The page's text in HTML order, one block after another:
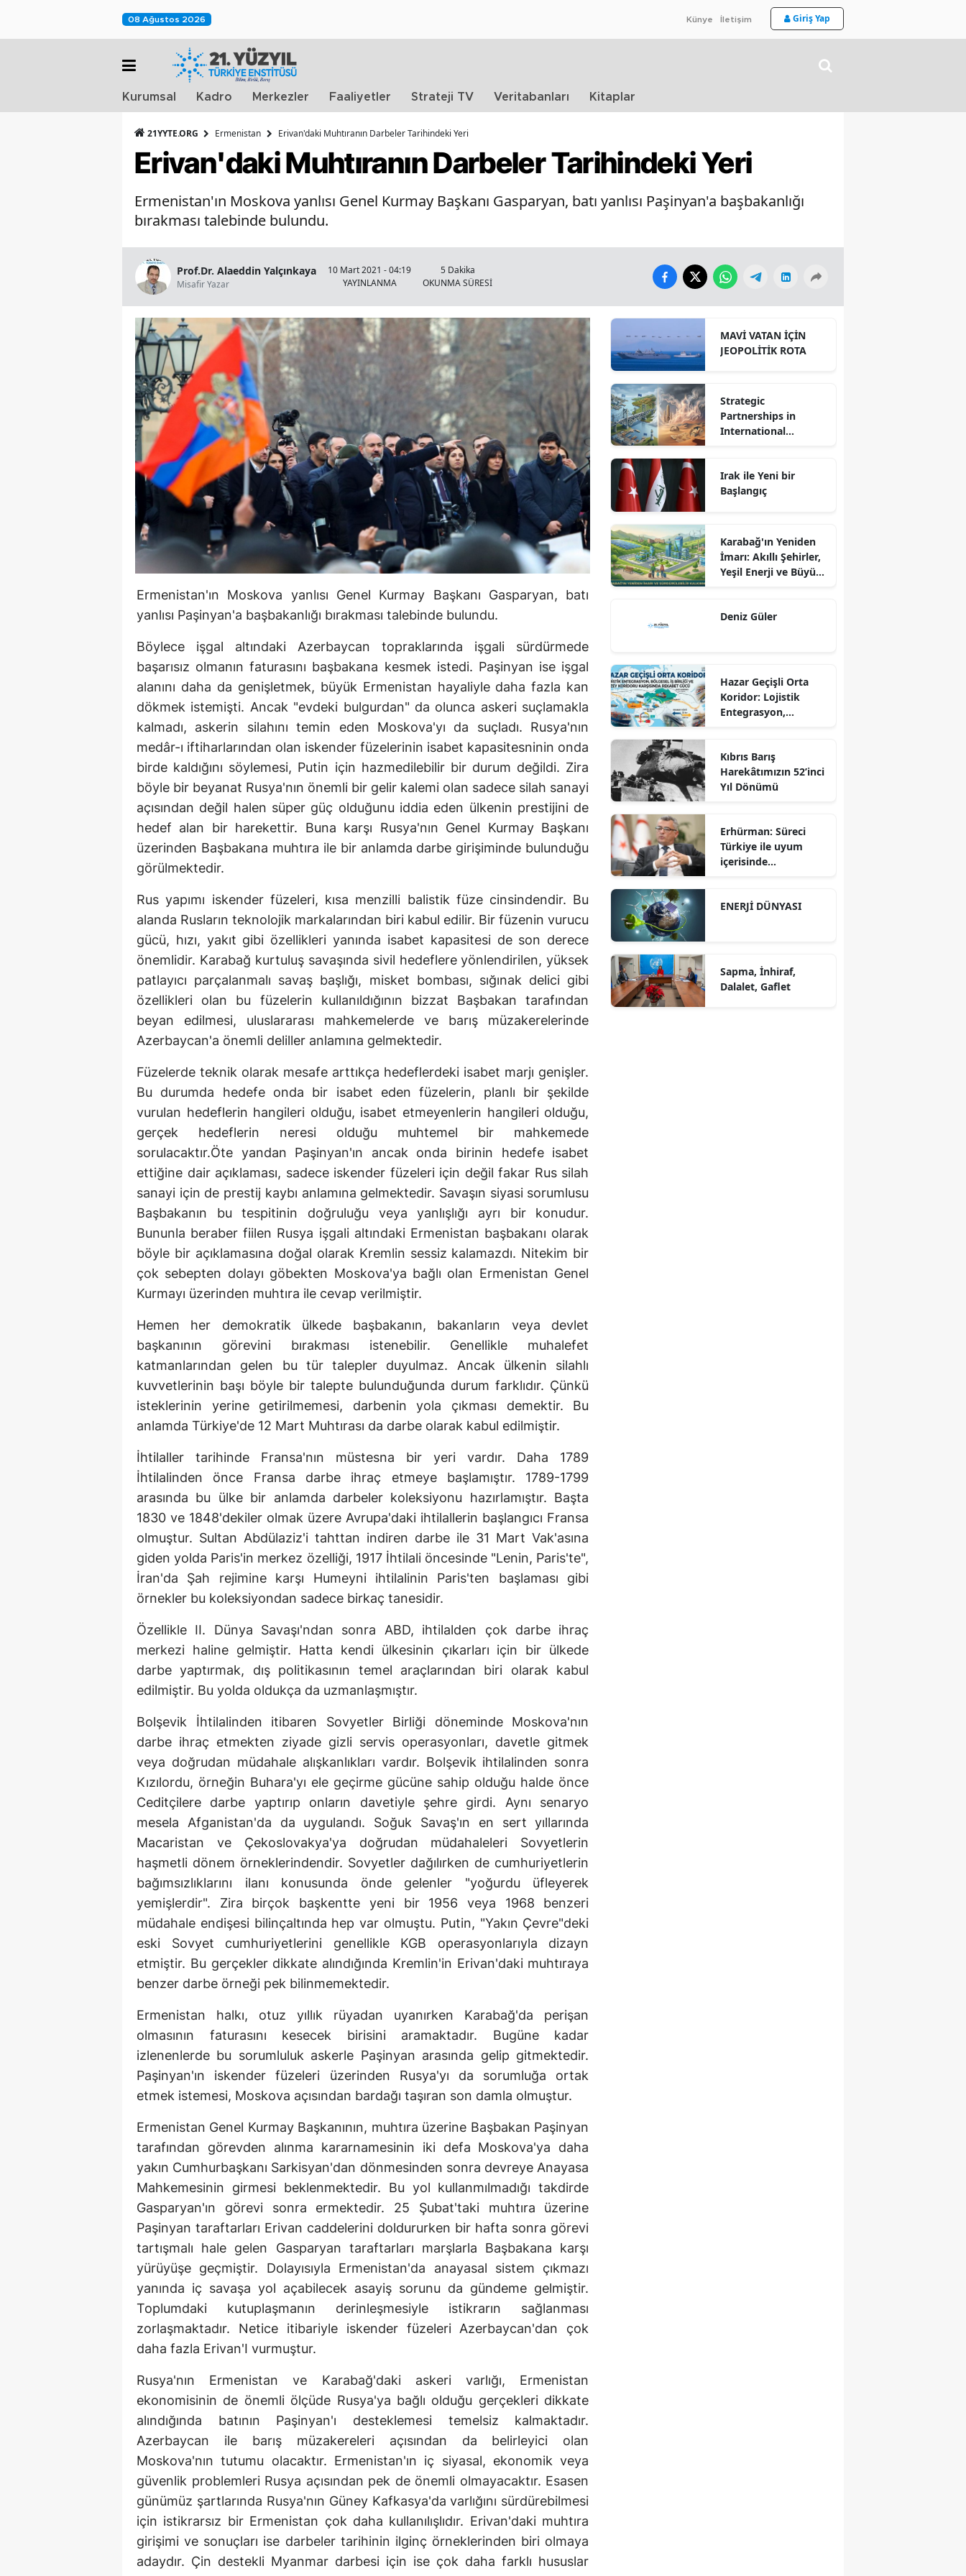
08 Ağustos 2026 Künye İletişim Giriş Yap
Kurumsal Kadro Merkezler Faaliyetler Strateji TV Veritabanları Kitaplar
21YYTE.ORG Ermenistan Erivan'daki Muhtıranın Darbeler Tarihindeki Yeri
Erivan'daki Muhtıranın Darbeler Tarihindeki Yeri
Ermenistan'ın Moskova yanlısı Genel Kurmay Başkanı Gasparyan, batı yanlısı Paşinyan'a başbakanlığı
bırakması talebinde bulundu.
Prof.Dr. Alaeddin Yalçınkaya
Misafir Yazar
10 Mart 2021 - 04:19
YAYINLANMA
5 Dakika
OKUNMA SÜRESİ
Ermenistan'ın Moskova yanlısı Genel Kurmay Başkanı Gasparyan, batı
yanlısı Paşinyan'a başbakanlığı bırakması talebinde bulundu.
Böylece işgal altındaki Azerbaycan topraklarında işgali sürdürmede
başarısız olmanın faturasını başbakana kesmek istedi. Paşinyan ise işgal
alanını daha da genişletmek, büyük Ermenistan hayaliyle daha fazla kan
dökmek istemişti. Ancak "evdeki bulgurdan" da olunca askeri suçlamakla
kalmadı, askerin silahını temin eden Moskova'yı da suçladı. Rusya'nın
medâr-ı iftiharlarından olan iskender füzelerinin isabet kapasitesninin onda
birde kaldığını söylemesi, Putin için hazmedilebilir bir durum değildi. Zira
böyle bir beyanat Rusya'nın önemli bir gelir kalemi olan sadece silah sanayi
açısından değil halen süper güç olduğunu iddia eden ülkenin prestijini de
hedef alan bir harekettir. Buna karşı Rusya'nın Genel Kurmay Başkanı
üzerinden Başbakana muhtıra ile bir anlamda darbe girişiminde bulunduğu
görülmektedir.
Rus yapımı iskender füzeleri, kısa menzilli balistik füze cinsindendir. Bu
alanda Rusların teknolojik markalarından biri kabul edilir. Bir füzenin vurucu
gücü, hızı, yakıt gibi özellikleri yanında isabet kapasitesi de son derece
önemlidir. Karabağ kurtuluş savaşında sivil hedeflere yönlendirilen, yüksek
patlayıcı parçalanmalı savaş başlığı, misket bombası, sığınak delici gibi
özellikleri olan bu füzelerin kullanıldığının bizzat Başbakan tarafından
beyan edilmesi, uluslararası mahkemelerde ve barış müzakerelerinde
Azerbaycan'a önemli deliller anlamına gelmektedir.
Füzelerde teknik olarak mesafe arttıkça hedeflerdeki isabet marjı genişler.
Bu durumda hedefe onda bir isabet eden füzelerin, planlı bir şekilde
vurulan hedeflerin hangileri olduğu, isabet etmeyenlerin hangileri olduğu,
gerçek hedeflerin neresi olduğu muhtemel bir mahkemede
sorulacaktır.Öte yandan Paşinyan'ın ancak onda birinin hedefe isabet
ettiğine dair açıklaması, sadece iskender füzeleri için değil fakar Rus silah
sanayi için de prestij kaybı anlamına gelmektedir. Savaşın siyasi sorumlusu
Başbakanın bu tespitinin doğruluğu veya yanlışlığı ayrı bir konudur.
Bununla beraber fiilen Rusya işgali altındaki Ermenistan başbakanı olarak
böyle bir açıklamasına doğal olarak Kremlin sessiz kalamazdı. Nitekim bir
çok sebepten dolayı göbekten Moskova'ya bağlı olan Ermenistan Genel
Kurmayı üzerinden muhtıra ile cevap verilmiştir.
Hemen her demokratik ülkede başbakanın, bakanların veya devlet
başkanının görevini bırakması istenebilir. Genellikle muhalefet
katmanlarından gelen bu tür talepler duyulmaz. Ancak ülkenin silahlı
kuvvetlerinin başı böyle bir talepte bulunduğunda durum farklıdır. Çünkü
isteklerinin yerine getirilmemesi, darbenin yola çıkması demektir. Bu
anlamda Türkiye'de 12 Mart Muhtırası da darbe olarak kabul edilmiştir.
İhtilaller tarihinde Fransa'nın müstesna bir yeri vardır. Daha 1789
İhtilalinden önce Fransa darbe ihraç etmeye başlamıştır. 1789-1799
arasında bu ülke bir anlamda darbeler koleksiyonu hazırlamıştır. Başta
1830 ve 1848'dekiler olmak üzere Avrupa'daki ihtilallerin başlangıcı Fransa
olmuştur. Sultan Abdülaziz'i tahttan indiren darbe ile 31 Mart Vak'asına
giden yolda Paris'in merkez özelliği, 1917 İhtilali öncesinde "Lenin, Paris'te",
İran'da Şah rejimine karşı Humeyni ihtilalinin Paris'ten başlaması gibi
örnekler bu koleksiyondan sadece birkaç tanesidir.
Özellikle II. Dünya Savaşı'ndan sonra ABD, ihtilalden çok darbe ihraç
merkezi haline gelmiştir. Hatta kendi ülkesinin çıkarları için bir ülkede
darbe yaptırmak, dış politikasının temel araçlarından biri olarak kabul
edilmiştir. Bu yolda oldukça da uzmanlaşmıştır.
Bolşevik İhtilalinden itibaren Sovyetler Birliği döneminde Moskova'nın
darbe ihraç etmekten ziyade gizli servis operasyonları, davetle gitmek
veya doğrudan müdahale alışkanlıkları vardır. Bolşevik ihtilalinden sonra
Kızılordu, örneğin Buhara'yı ele geçirme gücüne sahip olduğu halde önce
Ceditçilere darbe yaptırıp onların davetiyle şehre girdi. Aynı senaryo
mesela Afganistan'da da uygulandı. Soğuk Savaş'ın en sert yıllarında
Macaristan ve Çekoslovakya'ya doğrudan müdahaleleri Sovyetlerin
haşmetli dönem örneklerindendir. Sovyetler dağılırken de cumhuriyetlerin
bağımsızlıklarını ilanı konusunda önde gelenler "yoğurdu üfleyerek
yemişlerdir". Zira birçok başkentte yeni bir 1956 veya 1968 benzeri
müdahale endişesi bilinçaltında hep var olmuştu. Putin, "Yakın Çevre"deki
eski Sovyet cumhuriyetlerini genellikle KGB operasyonlarıyla dizayn
etmiştir. Bu gerçekler dikkate alındığında Kremlin'in Erivan'daki muhtıraya
benzer darbe örneği pek bilinmemektedir.
Ermenistan halkı, otuz yıllık rüyadan uyanırken Karabağ'da perişan
olmasının faturasını kesecek birisini aramaktadır. Bugüne kadar
izlenenlerde bu sorumluluk askerle Paşinyan arasında gelip gitmektedir.
Paşinyan'ın iskender füzeleri üzerinden Rusya'yı da sorumluğa ortak
etmek istemesi, Moskova açısından bardağı taşıran son damla olmuştur.
Ermenistan Genel Kurmay Başkanının, muhtıra üzerine Başbakan Paşinyan
tarafından görevden alınma kararnamesinin iki defa Moskova'ya daha
yakın Cumhurbaşkanı Sarkisyan'dan dönmesinden sonra devreye Anayasa
Mahkemesinin girmesi beklenmektedir. Bu yol kullanmılmadığı takdirde
Gasparyan'ın görevi sonra ermektedir. 25 Şubat'taki muhtıra üzerine
Paşinyan taraftarları Erivan caddelerini doldururken bir hafta sonra görevi
tartışmalı hale gelen Gasparyan taraftarları marşlarla Başbakana karşı
yürüyüşe geçmiştir. Dolayısıyla Ermenistan'da anayasal sistem çıkmazı
yanında iç savaşa yol açabilecek asayiş sorunu da gündeme gelmiştir.
Toplumdaki kutuplaşmanın derinleşmesiyle istikrarın sağlanması
zorlaşmaktadır. Netice itibariyle iskender füzeleri Azerbaycan'dan çok
daha fazla Erivan'I vurmuştur.
Rusya'nın Ermenistan ve Karabağ'daki askeri varlığı, Ermenistan
ekonomisinin de önemli ölçüde Rusya'ya bağlı olduğu gerçekleri dikkate
alındığında batının Paşinyan'ı desteklemesi temelsiz kalmaktadır.
Azerbaycan ile barış müzakereleri açısından da belirleyici olan
Moskova'nın tutumu olacaktır. Ermenistan'ın iç siyasal, ekonomik veya
güvenlik problemleri Rusya açısından pek de önemli olmayacaktır. Esasen
günümüz şartlarında Rusya'nın Güney Kafkasya'da varlığını sürdürebilmesi
için istikrarsız bir Ermenistan çok daha kullanılışlıdır. Erivan'daki muhtıra
girişimi ve sonuçları ise darbeler tarihinin ilginç örneklerinden biri olmaya
adaydır. Çin destekli Myanmar darbesi için ise çok daha farklı hususlar
MAVİ VATAN İÇİN
JEOPOLİTİK ROTA
Strategic
Partnerships in
International
Irak ile Yeni bir
Başlangıç
Karabağ'ın Yeniden
İmarı: Akıllı Şehirler,
Yeşil Enerji ve Büyük
Sürdürülebilir
Deniz Güler
Hazar Geçişli Orta
Koridor: Lojistik
Entegrasyon,
Karşısında Rekabet
Gücü
Kıbrıs Barış
Harekâtımızın 52’inci
Yıl Dönümü
Erhürman: Süreci
Türkiye ile uyum
içerisinde
ENERJİ DÜNYASI
Sapma, İnhiraf,
Dalalet, Gaflet